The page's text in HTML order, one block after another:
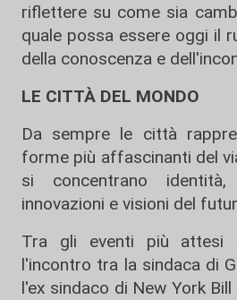
riflettere su come sia
quale possa essere oggi il
della conoscenza e
LE CITTÀ DEL MONDO
Da sempre le città
forme più affascinanti del
si concentrano
innovazioni e visioni del
Tra gli eventi più attesi
l'incontro tra la sindaca di
l'ex sindaco di New York